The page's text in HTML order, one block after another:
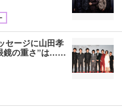
セージに山田孝
鏡の重さ”は……